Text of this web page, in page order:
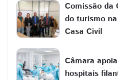
Comissão da
do turismo
Casa Civil
Câmara
hospitais